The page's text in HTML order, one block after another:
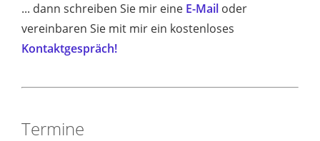
... dann schreiben Sie mir eine E-Mail oder
vereinbaren Sie mit mir ein kostenloses
Kontaktgespräch!
Termine